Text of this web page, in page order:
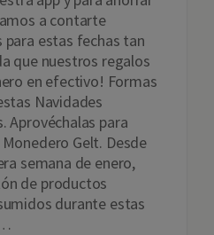
a contarte
estas fechas tan
que nuestros regalos
en efectivo! Formas
Navidades
Aprovéchalas para
Gelt. Desde
semana de enero,
de productos
durante estas